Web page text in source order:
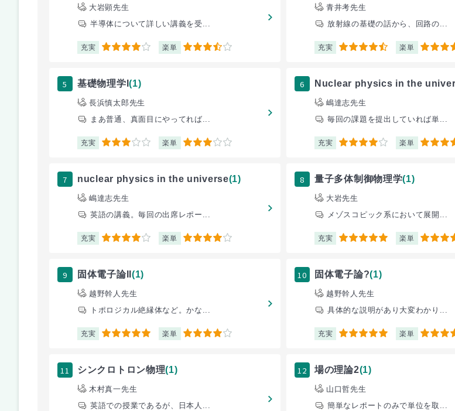
大岩顕先生
半導体について詳しい講義を受...
充実 4 楽単 3.5
青井考先生
放射線の基礎の話から、回路の...
充実 4.5 楽単 4
5 基礎物理学I(1)
長浜慎太郎先生
まあ普通、真面目にやってれば...
充実 3 楽単 3
6 Nuclear physics in the
嶋達志先生
毎回の課題を提出していれば単...
充実 4 楽単 4
7 nuclear physics in the universe(1)
嶋達志先生
英語の講義。毎回の出席レポー...
充実 4 楽単 4
8 量子多体制御物理学(1)
大岩先生
メゾスコピック系において展開...
充実 5 楽単 5
9 固体電子論II (1)
越野幹人先生
トポロジカル絶縁体など。かな...
充実 5 楽単 4
10 固体電子論?(1)
越野幹人先生
具体的な説明があり大変わかり...
充実 5 楽単 4
11 シンクロトロン物理(1)
木村真一先生
英語での授業であるが、日本人...
12 場の理論2(1)
山口哲先生
簡単なレポートのみで単位を取...